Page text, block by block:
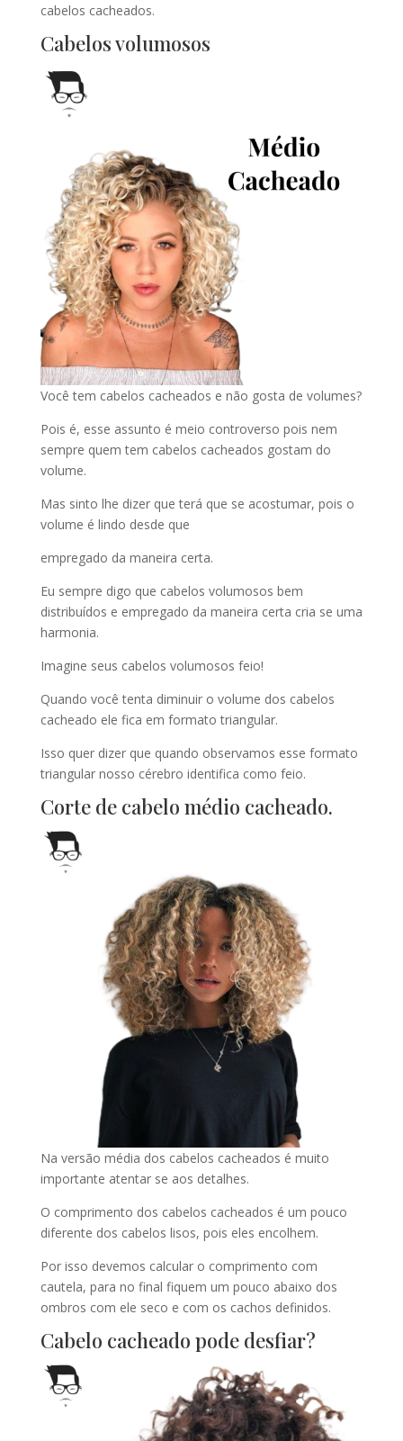
cabelos cacheados.
Cabelos volumosos
Você tem cabelos cacheados e não gosta de volumes?
Pois é, esse assunto é meio controverso pois nem
sempre quem tem cabelos cacheados gostam do
volume.
Mas sinto lhe dizer que terá que se acostumar, pois o
volume é lindo desde que
empregado da maneira certa.
Eu sempre digo que cabelos volumosos bem
distribuídos e empregado da maneira certa cria se uma
harmonia.
Imagine seus cabelos volumosos feio!
Quando você tenta diminuir o volume dos cabelos
cacheado ele fica em formato triangular.
Isso quer dizer que quando observamos esse formato
triangular nosso cérebro identifica como feio.
Corte de cabelo médio cacheado.
Na versão média dos cabelos cacheados é muito
importante atentar se aos detalhes.
O comprimento dos cabelos cacheados é um pouco
diferente dos cabelos lisos, pois eles encolhem.
Por isso devemos calcular o comprimento com
cautela, para no final fiquem um pouco abaixo dos
ombros com ele seco e com os cachos definidos.
Cabelo cacheado pode desfiar?